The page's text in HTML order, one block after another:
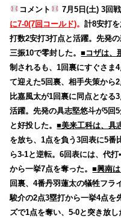
コメント 7月5日(土) 3回
に7-0(7回コールド)。計8安打
打数2安打3打点と活躍。先発
三振10で零封した。■コザは、
制されるも、1回裏にすぐさま
て迎えた5回裏、相手失策から
比嘉風太が1回裏に同点となる
活躍。先発の具志堅悠斗が5回
と好投した。■美来工科は、具
を放ち、1点を負う3回表に5番
ら3-1と逆転。6回表には、代
から一挙7点を奪った。■興南
回裏、4番丹羽蓮太の犠牲フラ
駿介の2点3塁打から一挙4点を
ズで1点を奪い、5-0と突き放